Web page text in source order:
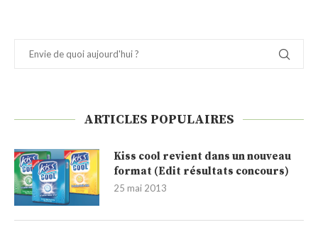
ARTICLES POPULAIRES
Kiss cool revient dans un nouveau
format (Edit résultats concours)
25 mai 2013